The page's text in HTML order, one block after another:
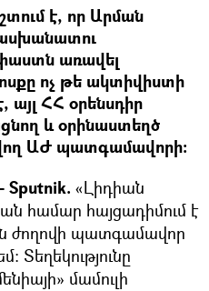
է, որ Արման
առավել
ոչ թե ակտիվիստի
այլ ՀՀ օրենսդիր
և օրինաստեղծ
ԱԺ պատգամավորի։
«Լիդիան
համար հայցադիմում է
ժողովի պատգամավոր
Տեղեկությունը
մամուլի